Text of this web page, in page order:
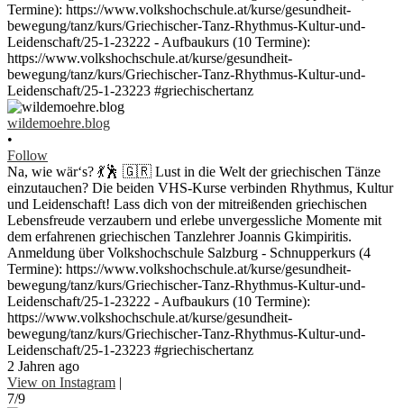
wildemoehre.blog
•
Follow
Na, wie wär‘s? 💃🕺 🇬🇷 Lust in die Welt der griechischen Tänze
einzutauchen? Die beiden VHS-Kurse verbinden Rhythmus, Kultur
und Leidenschaft! Lass dich von der mitreißenden griechischen
Lebensfreude verzaubern und erlebe unvergessliche Momente mit
dem erfahrenen griechischen Tanzlehrer Joannis Gkimpiritis.
Anmeldung über Volkshochschule Salzburg - Schnupperkurs (4
Termine): https://www.volkshochschule.at/kurse/gesundheit-
bewegung/tanz/kurs/Griechischer-Tanz-Rhythmus-Kultur-und-
Leidenschaft/25-1-23222 - Aufbaukurs (10 Termine):
https://www.volkshochschule.at/kurse/gesundheit-
bewegung/tanz/kurs/Griechischer-Tanz-Rhythmus-Kultur-und-
Leidenschaft/25-1-23223 #griechischertanz
2 Jahren ago
View on Instagram |
7/9